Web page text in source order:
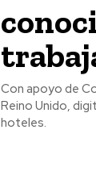
Con apoyo de
Reino Unido,
hoteles.